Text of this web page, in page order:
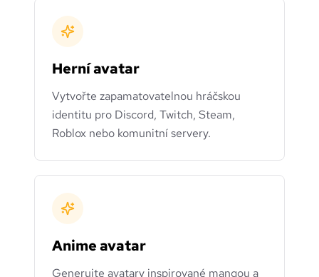
Herní avatar
Vytvořte zapamatovatelnou hráčskou
identitu pro Discord, Twitch, Steam,
Roblox nebo komunitní servery.
Anime avatar
Generujte avatary inspirované mangou a